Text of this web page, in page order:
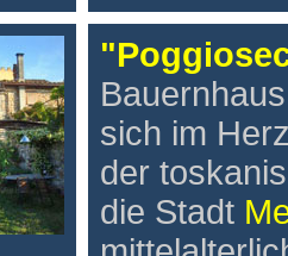
sich im
der
die Stadt